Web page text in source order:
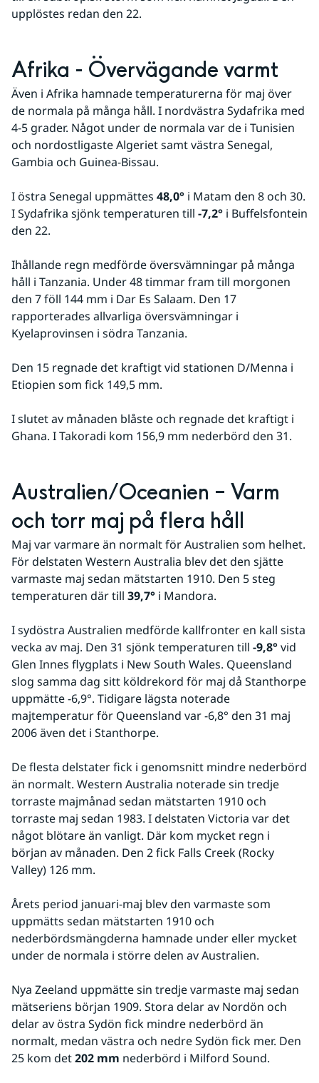
upplöstes redan den 22.
Afrika - Övervägande varmt
Även i Afrika hamnade temperaturerna för maj över
de normala på många håll. I nordvästra Sydafrika med
4-5 grader. Något under de normala var de i Tunisien
och nordostligaste Algeriet samt västra Senegal,
Gambia och Guinea-Bissau.
I östra Senegal uppmättes 48,0° i Matam den 8 och 30.
I Sydafrika sjönk temperaturen till -7,2° i Buffelsfontein
den 22.
Ihållande regn medförde översvämningar på många
håll i Tanzania. Under 48 timmar fram till morgonen
den 7 föll 144 mm i Dar Es Salaam. Den 17
rapporterades allvarliga översvämningar i
Kyelaprovinsen i södra Tanzania.
Den 15 regnade det kraftigt vid stationen D/Menna i
Etiopien som fick 149,5 mm.
I slutet av månaden blåste och regnade det kraftigt i
Ghana. I Takoradi kom 156,9 mm nederbörd den 31.
Australien/Oceanien – Varm
och torr maj på flera håll
Maj var varmare än normalt för Australien som helhet.
För delstaten Western Australia blev det den sjätte
varmaste maj sedan mätstarten 1910. Den 5 steg
temperaturen där till 39,7° i Mandora.
I sydöstra Australien medförde kallfronter en kall sista
vecka av maj. Den 31 sjönk temperaturen till -9,8° vid
Glen Innes flygplats i New South Wales. Queensland
slog samma dag sitt köldrekord för maj då Stanthorpe
uppmätte -6,9°. Tidigare lägsta noterade
majtemperatur för Queensland var -6,8° den 31 maj
2006 även det i Stanthorpe.
De flesta delstater fick i genomsnitt mindre nederbörd
än normalt. Western Australia noterade sin tredje
torraste majmånad sedan mätstarten 1910 och
torraste maj sedan 1983. I delstaten Victoria var det
något blötare än vanligt. Där kom mycket regn i
början av månaden. Den 2 fick Falls Creek (Rocky
Valley) 126 mm.
Årets period januari-maj blev den varmaste som
uppmätts sedan mätstarten 1910 och
nederbördsmängderna hamnade under eller mycket
under de normala i större delen av Australien.
Nya Zeeland uppmätte sin tredje varmaste maj sedan
mätseriens början 1909. Stora delar av Nordön och
delar av östra Sydön fick mindre nederbörd än
normalt, medan västra och nedre Sydön fick mer. Den
25 kom det 202 mm nederbörd i Milford Sound.